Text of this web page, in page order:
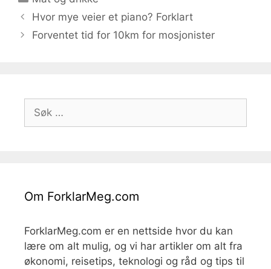
Hvor mye veier et piano? Forklart
Forventet tid for 10km for mosjonister
etter:
Om ForklarMeg.com
ForklarMeg.com er en nettside hvor du kan
lære om alt mulig, og vi har artikler om alt fra
økonomi, reisetips, teknologi og råd og tips til